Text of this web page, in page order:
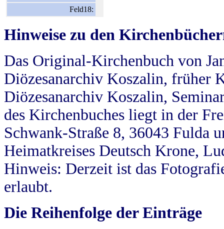
Feld18:
Hinweise zu den
Das Original-Kirchenbuch von
Diözesanarchiv Koszalin, früher
Diözesanarchiv Koszalin,
des Kirchenbuches liegt in der
Schwank-Straße 8, 36043 Fulda
Heimatkreises Deutsch Krone,
Hinweis: Derzeit ist das
erlaubt.
Die Reihenfolge der Einträge